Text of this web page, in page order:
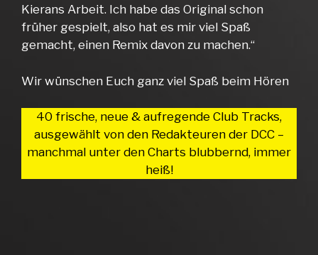
Kierans Arbeit. Ich habe das Original schon
früher gespielt, also hat es mir viel Spaß
gemacht, einen Remix davon zu machen.“
Wir wünschen Euch ganz viel Spaß beim Hören
40 frische, neue & aufregende Club Tracks,
ausgewählt von den Redakteuren der DCC –
manchmal unter den Charts blubbernd, immer
heiß!